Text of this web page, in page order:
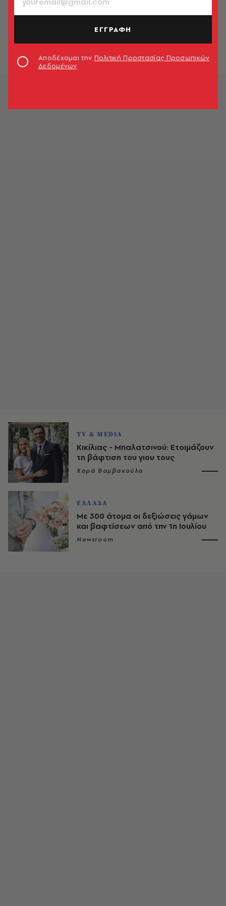
ΕΛΛΑΔΑ
Κικίλιας και Μπαλατσινού βάφτισαν
το γιο τους στην Πάτμο
Newsroom
TV & MEDIA
Κικίλιας - Μπαλατσινού: Ετοιμάζουν
τη βάφτιση του γιου τους
Χαρά Βαμβακούλα
ΕΛΛΑΔΑ
Με 300 άτομα οι δεξιώσεις γάμων
και βαφτίσεων από την 1η Ιουλίου
Newsroom
ΕΓΓΡΑΦΗ
Αποδέχομαι την Πολιτική Προστασίας Προσωπικών
Δεδομένων